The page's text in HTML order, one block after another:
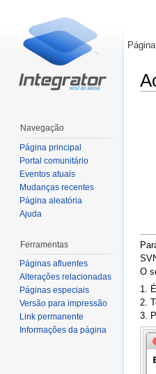
O
1.
2.
3.
Página
Navegação
Página principal
Portal comunitário
Eventos atuais
Mudanças recentes
Página aleatória
Ajuda
Ferramentas
Páginas afluentes
Alterações relacionadas
Páginas especiais
Versão para impressão
Link permanente
Informações da página